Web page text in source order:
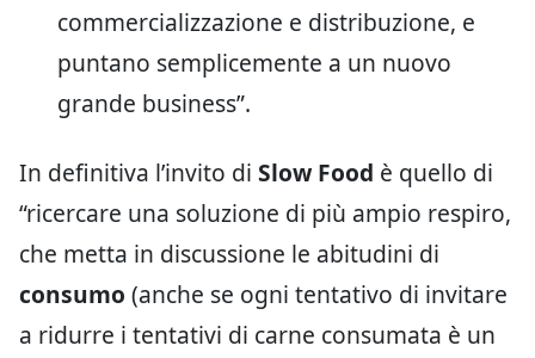
commercializzazione e distribuzione, e
puntano semplicemente a un nuovo
grande business”.
In definitiva l’invito di Slow Food è quello di
“ricercare una soluzione di più ampio respiro,
che metta in discussione le abitudini di
consumo (anche se ogni tentativo di invitare
a ridurre i tentativi di carne consumata è un